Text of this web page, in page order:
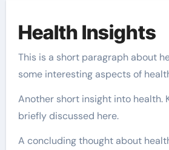
Health Insights
This is a short paragraph about
some interesting aspects of
Another short insight into health.
briefly discussed here.
A concluding thought about